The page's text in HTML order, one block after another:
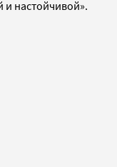
и настойчивой».